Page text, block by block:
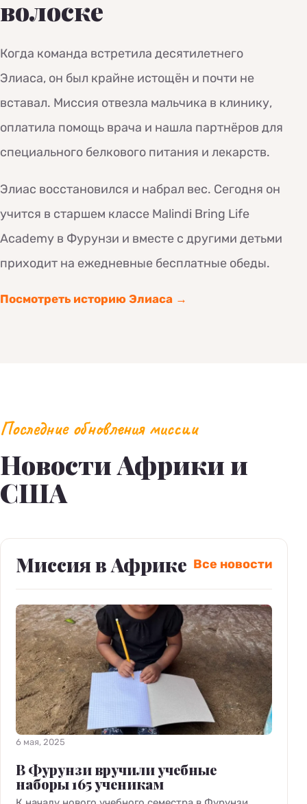
волоске
Когда команда встретила десятилетнего
Элиаса, он был крайне истощён и почти не
вставал. Миссия отвезла мальчика в клинику,
оплатила помощь врача и нашла партнёров для
специального белкового питания и лекарств.
Элиас восстановился и набрал вес. Сегодня он
учится в старшем классе Malindi Bring Life
Academy в Фурунзи и вместе с другими детьми
приходит на ежедневные бесплатные обеды.
Посмотреть историю Элиаса →
Последние обновления миссии
Новости Африки и
США
Миссия в Африке Все новости
6 мая, 2025
В Фурунзи вручили учебные
наборы 165 ученикам